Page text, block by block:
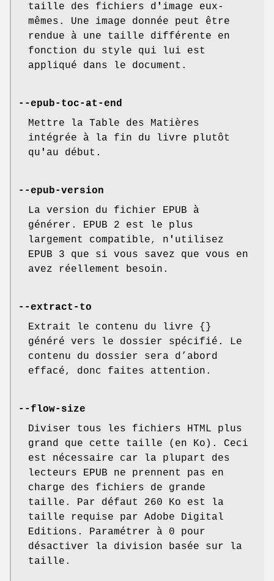
taille des fichiers d ' image eux-
mêmes. Une image donnée peut être
rendue à une taille différente en
fonction du style qui lui est
appliqué dans le document.
--epub-toc-at-end
Mettre la Table des Matières
intégrée à la fin du livre plutôt
qu ' au début.
--epub-version
La version du fichier EPUB à
générer. EPUB 2 est le plus
largement compatible, n ' utilisez
EPUB 3 que si vous savez que vous en
avez réellement besoin.
--extract-to
Extrait le contenu du livre {}
généré vers le dossier spécifié. Le
contenu du dossier sera d’abord
effacé, donc faites attention.
--flow-size
Diviser tous les fichiers HTML plus
grand que cette taille (en Ko). Ceci
est nécessaire car la plupart des
lecteurs EPUB ne prennent pas en
charge des fichiers de grande
taille. Par défaut 260 Ko est la
taille requise par Adobe Digital
Editions. Paramétrer à 0 pour
désactiver la division basée sur la
taille.